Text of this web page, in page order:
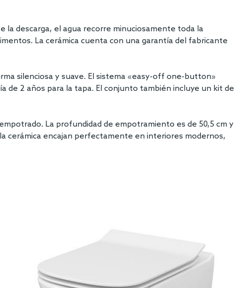
la descarga, el agua recorre minuciosamente toda la
La cerámica cuenta con una garantía del fabricante
silenciosa y suave. El sistema «easy-off one-button»
2 años para la tapa. El conjunto también incluye un kit de
La profundidad de empotramiento es de 50,5 cm y
cerámica encajan perfectamente en interiores modernos,